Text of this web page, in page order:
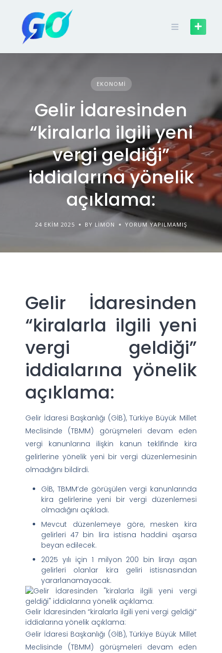
EKONOMI
Gelir İdaresinden
“kiralarla ilgili yeni
vergi geldiği”
iddialarına yönelik
açıklama:
24 EKIM 2025 BY LIMON YORUM YAPILMAMIŞ
Gelir İdaresinden
“kiralarla ilgili yeni
vergi geldiği”
iddialarına yönelik
açıklama:
Gelir İdaresi Başkanlığı (GİB), Türkiye Büyük Millet
Meclisinde (TBMM) görüşmeleri devam eden
vergi kanunlarına ilişkin kanun teklifinde kira
gelirlerine yönelik yeni bir vergi düzenlemesinin
olmadığını bildirdi.
GİB, TBMM’de görüşülen vergi kanunlarında
kira gelirlerine yeni bir vergi düzenlemesi
olmadığını açıkladı.
Mevcut düzenlemeye göre, mesken kira
gelirleri 47 bin lira istisna haddini aşarsa
beyan edilecek.
2025 yılı için 1 milyon 200 bin lirayı aşan
gelirleri olanlar kira geliri istisnasından
yararlanamayacak.
Gelir İdaresinden “kiralarla ilgili yeni vergi geldiği”
iddialarına yönelik açıklama:
Gelir İdaresi Başkanlığı (GİB), Türkiye Büyük Millet
Meclisinde (TBMM) görüşmeleri devam eden